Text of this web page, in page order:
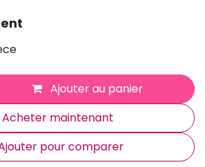
Ajouter au panier
Acheter maintenant
pour comparer